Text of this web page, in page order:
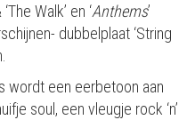
‘The Walk’ en ‘Anthems’
dubbelplaat ‘String
wordt een eerbetoon aan
soul, een vleugje rock ‘n’